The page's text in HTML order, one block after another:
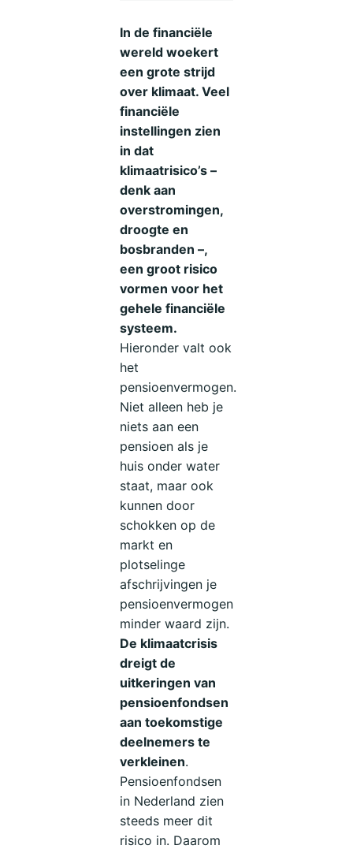
In de financiële
wereld woekert
een grote strijd
over klimaat. Veel
financiële
instellingen zien
in dat
klimaatrisico’s –
denk aan
overstromingen,
droogte en
bosbranden –,
een groot risico
vormen voor het
gehele financiële
systeem.
Hieronder valt ook
het
pensioenvermogen.
Niet alleen heb je
niets aan een
pensioen als je
huis onder water
staat, maar ook
kunnen door
schokken op de
markt en
plotselinge
afschrijvingen je
pensioenvermogen
minder waard zijn.
De klimaatcrisis
dreigt de
uitkeringen van
pensioenfondsen
aan toekomstige
deelnemers te
verkleinen.
Pensioenfondsen
in Nederland zien
steeds meer dit
risico in. Daarom